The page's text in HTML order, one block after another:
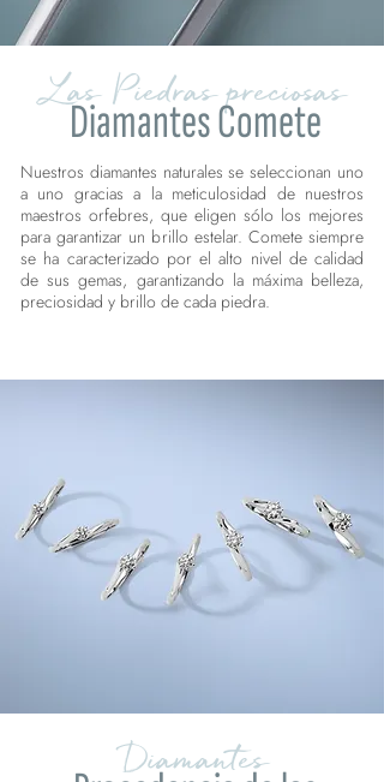
Las Piedras preciosas
Diamantes Comete
Nuestros diamantes naturales se seleccionan uno
a uno gracias a la meticulosidad de nuestros
maestros orfebres, que eligen sólo los mejores
para garantizar un brillo estelar. Comete siempre
se ha caracterizado por el alto nivel de calidad
de sus gemas, garantizando la máxima belleza,
preciosidad y brillo de cada piedra.
Diamantes